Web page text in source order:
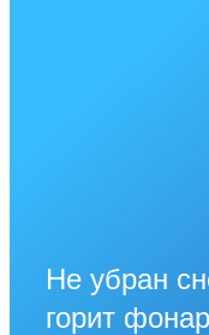
Не убран
горит